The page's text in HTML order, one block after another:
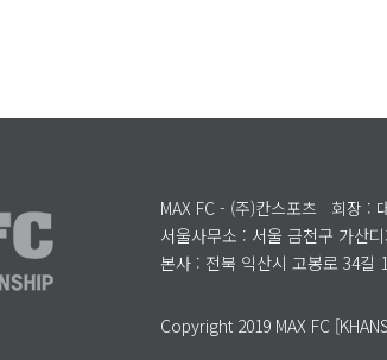
MAX FC - (주)칸스포츠 회장 :
서울사무소 : 서울 금천구 가산
본사 : 전북 익산시 고봉로 34길
Copyright 2019 MAX FC